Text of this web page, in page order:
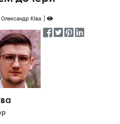
Олександр КІва